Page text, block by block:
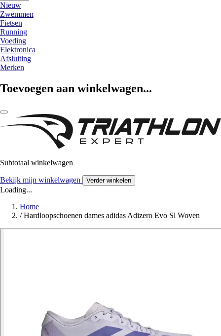
Nieuw
Zwemmen
Fietsen
Running
Voeding
Elektronica
Afsluiting
Merken
Toevoegen aan winkelwagen...
Subtotaal winkelwagen
Bekijk mijn winkelwagen Verder winkelen
Loading...
Home
/ Hardloopschoenen dames adidas Adizero Evo Sl Woven